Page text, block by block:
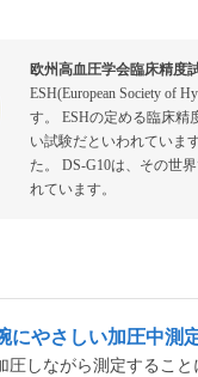
欧州高血圧学会臨床精度
ESH(European Society of
す。 ESHの定める臨床精
い試験だといわれていま
た。 DS-G10は、その世
れています。
にやさしい加圧中測
圧しながら測定するこ